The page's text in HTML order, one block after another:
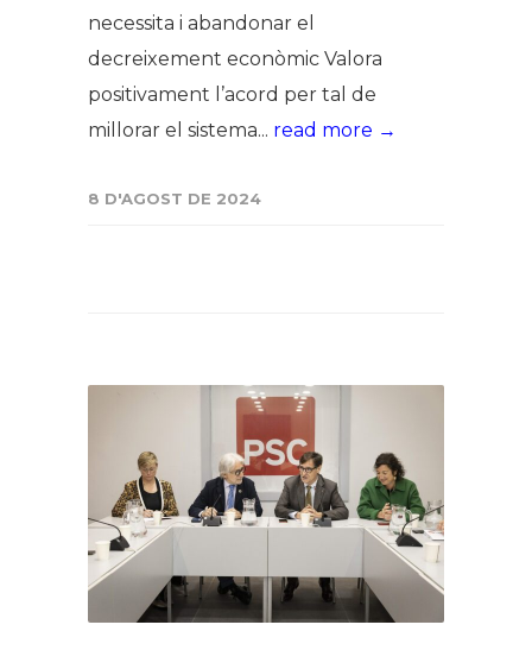
necessita i abandonar el
decreixement econòmic Valora
positivament l’acord per tal de
millorar el sistema... read more →
8 D'AGOST DE 2024